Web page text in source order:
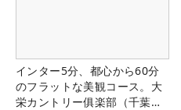
インター5分、都心から60分
のフラットな美観コース。大
栄カントリー俱楽部（千葉